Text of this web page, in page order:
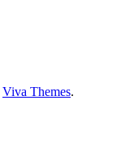
Viva Themes.